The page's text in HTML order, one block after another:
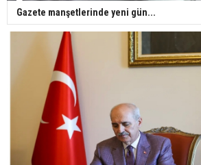
Gazete manşetlerinde yeni gün...